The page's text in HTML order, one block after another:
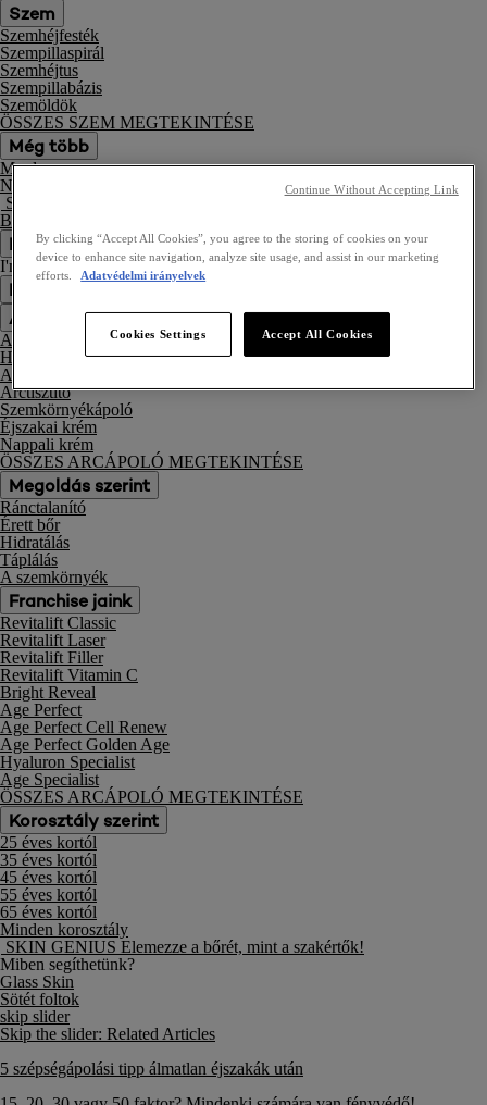
Szem
Szemhéjfesték
Szempillaspirál
Szemhéjtus
Szempillabázis
Szemöldök
ÖSSZES SZEM MEGTEKINTÉSE
Még több
Mugler
Nyári megjelenés
Sminktükör
Bőrápolás
Bőrápolás
I'm looking for:
Products
Arcápolás
Arcmaszk
Hidratáló arckrém
Arcszérum
Arctisztító
Szemkörnyékápoló
Éjszakai krém
Nappali krém
ÖSSZES ARCÁPOLÓ MEGTEKINTÉSE
Megoldás szerint
Ránctalanító
Érett bőr
Hidratálás
Táplálás
A szemkörnyék
Franchise jaink
Revitalift Classic
Revitalift Laser
Revitalift Filler
Revitalift Vitamin C
Bright Reveal
Age Perfect
Age Perfect Cell Renew
Age Perfect Golden Age
Hyaluron Specialist
Age Specialist
ÖSSZES ARCÁPOLÓ MEGTEKINTÉSE
Korosztály szerint
25 éves kortól
35 éves kortól
45 éves kortól
55 éves kortól
65 éves kortól
Minden korosztály
SKIN GENIUS Elemezze a bőrét, mint a szakértők!
Miben segíthetünk?
Glass Skin
Sötét foltok
skip slider
Skip the slider: Related Articles
5 szépségápolási tipp álmatlan éjszakák után
By clicking “Accept All Cookies”, you agree to the storing of cookies on your
device to enhance site navigation, analyze site usage, and assist in our marketing
efforts.
Adatvédelmi irányelvek
Cookies Settings Accept All Cookies
Continue Without Accepting Link